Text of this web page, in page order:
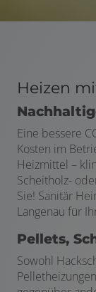
Heizen
Eine bessere
Kosten im
Heizmittel –
Scheitholz-
Sie! Sanitär
Langenau für
Pellets,
Sowohl